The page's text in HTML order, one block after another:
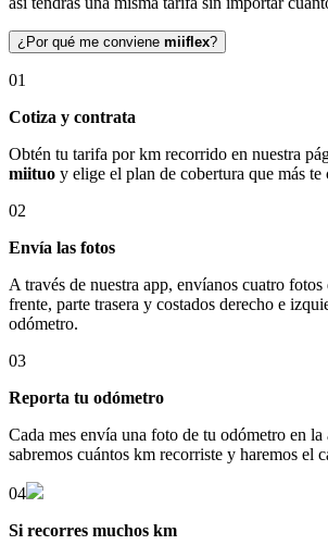
¿Por qué me conviene miiflex?
01
Cotiza y contrata
Obtén tu tarifa por km recorrido en nuestra
miituo y elige el plan de cobertura que más te
02
Envía las fotos
A través de nuestra app, envíanos cuatro fotos
frente, parte trasera y costados derecho e
odómetro.
03
Reporta tu odómetro
Cada mes envía una foto de tu odómetro en la
sabremos cuántos km recorriste y haremos el
04
Si recorres muchos km